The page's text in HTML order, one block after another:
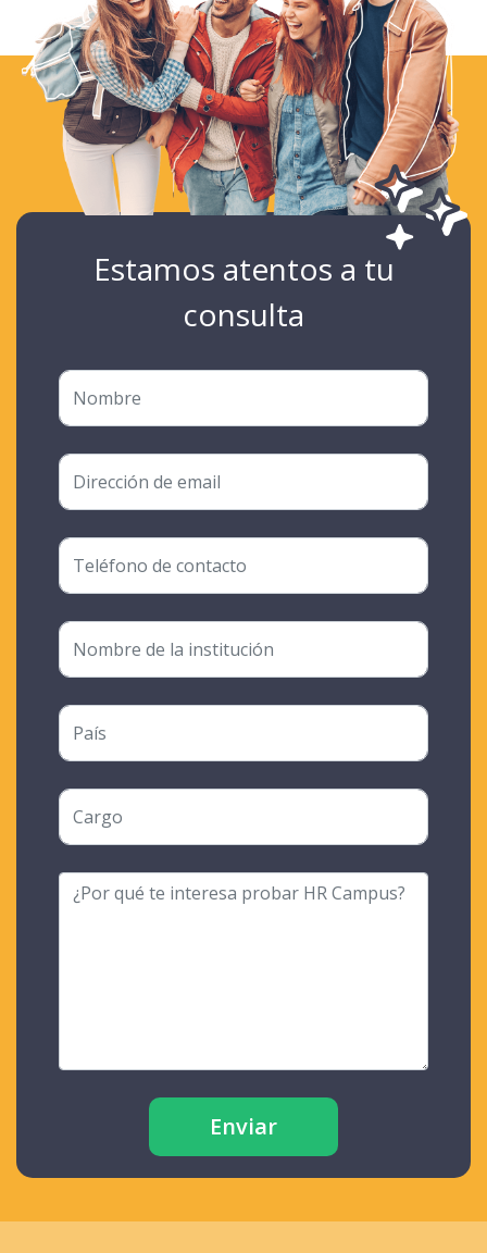
Estamos atentos a tu
consulta